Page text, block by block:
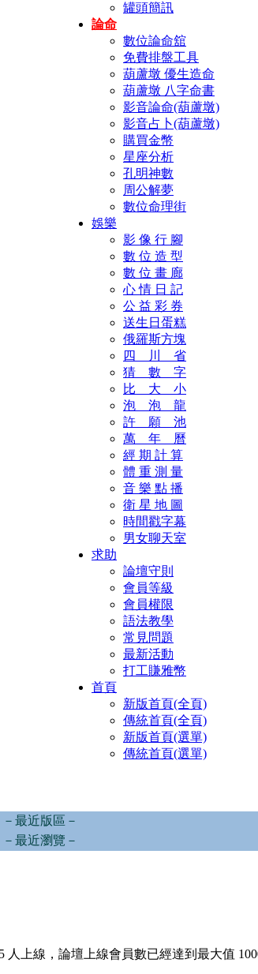
罐頭簡訊
論命
數位論命舘
免費排盤工具
葫蘆墩 優生造命
葫蘆墩 八字命書
影音論命(葫蘆墩)
影音占卜(葫蘆墩)
購買金幣
星座分析
孔明神數
周公解夢
數位命理街
娛樂
影 像 行 腳
數 位 造 型
數 位 畫 廊
心 情 日 記
公 益 彩 券
送生日蛋糕
俄羅斯方塊
四 川 省
猜 數 字
比 大 小
泡 泡 龍
許 願 池
萬 年 曆
經 期 計 算
體 重 測 量
音 樂 點 播
衛 星 地 圖
時間戳字幕
男女聊天室
求助
論壇守則
會員等級
會員權限
語法教學
常見問題
最新活動
打工賺雅幣
首頁
新版首頁(全頁)
傳統首頁(全頁)
新版首頁(選單)
傳統首頁(選單)
－最近版區－
－最近瀏覽－
人上線，論壇上線會員數已經達到最大值